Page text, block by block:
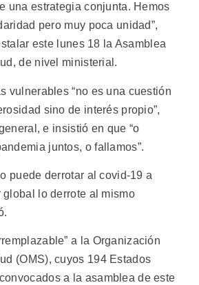
una estrategia conjunta. Hemos
pero muy poca unidad”,
este lunes 18 la Asamblea
de nivel ministerial.
vulnerables “no es una cuestión
sino de interés propio”,
e insistió en que “o
juntos, o fallamos”.
puede derrotar al covid-19 a
global lo derrote al mismo
a la Organización
(OMS), cuyos 194 Estados
a la asamblea de este